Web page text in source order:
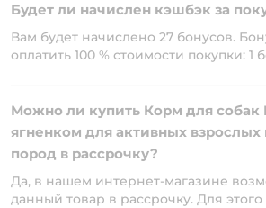
Будет ли начислен кэшбэк за
Вам будет начислено 27 бонусов.
оплатить 100 % стоимости покупки: 1
Можно ли купить Корм для собак
ягненком для активных
пород в рассрочку?
Да, в нашем интернет-магазине
данный товар в рассрочку. Для